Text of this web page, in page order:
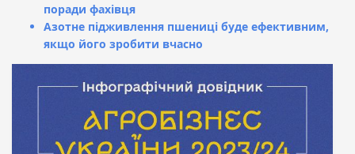
поради фахівця
Азотне підживлення пшениці буде ефективним,
якщо його зробити вчасно